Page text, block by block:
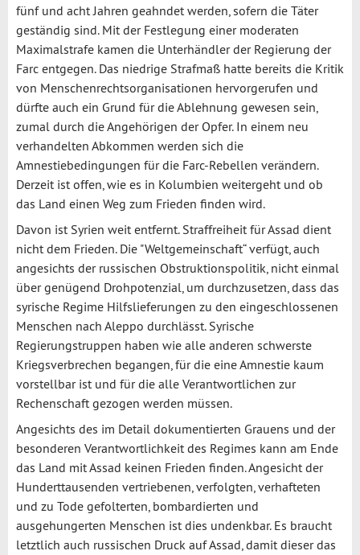
fünf und acht Jahren geahndet werden, sofern die Täter
geständig sind. Mit der Festlegung einer moderaten
Maximalstrafe kamen die Unterhändler der Regierung der
Farc entgegen. Das niedrige Strafmaß hatte bereits die Kritik
von Menschenrechtsorganisationen hervorgerufen und
dürfte auch ein Grund für die Ablehnung gewesen sein,
zumal durch die Angehörigen der Opfer. In einem neu
verhandelten Abkommen werden sich die
Amnestiebedingungen für die Farc-Rebellen verändern.
Derzeit ist offen, wie es in Kolumbien weitergeht und ob
das Land einen Weg zum Frieden finden wird.
Davon ist Syrien weit entfernt. Straffreiheit für Assad dient
nicht dem Frieden. Die "Weltgemeinschaft“ verfügt, auch
angesichts der russischen Obstruktionspolitik, nicht einmal
über genügend Drohpotenzial, um durchzusetzen, dass das
syrische Regime Hilfslieferungen zu den eingeschlossenen
Menschen nach Aleppo durchlässt. Syrische
Regierungstruppen haben wie alle anderen schwerste
Kriegsverbrechen begangen, für die eine Amnestie kaum
vorstellbar ist und für die alle Verantwortlichen zur
Rechenschaft gezogen werden müssen.
Angesichts des im Detail dokumentierten Grauens und der
besonderen Verantwortlichkeit des Regimes kann am Ende
das Land mit Assad keinen Frieden finden. Angesicht der
Hunderttausenden vertriebenen, verfolgten, verhafteten
und zu Tode gefolterten, bombardierten und
ausgehungerten Menschen ist dies undenkbar. Es braucht
letztlich auch russischen Druck auf Assad, damit dieser das